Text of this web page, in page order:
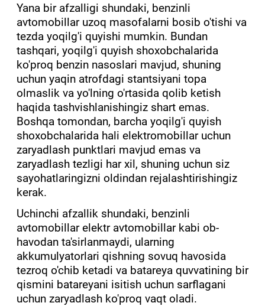
Yana bir afzalligi shundaki, benzinli
avtomobillar uzoq masofalarni bosib o'tishi va
tezda yoqilg'i quyishi mumkin. Bundan
tashqari, yoqilg'i quyish shoxobchalarida
ko'proq benzin nasoslari mavjud, shuning
uchun yaqin atrofdagi stantsiyani topa
olmaslik va yo'lning o'rtasida qolib ketish
haqida tashvishlanishingiz shart emas.
Boshqa tomondan, barcha yoqilg'i quyish
shoxobchalarida hali elektromobillar uchun
zaryadlash punktlari mavjud emas va
zaryadlash tezligi har xil, shuning uchun siz
sayohatlaringizni oldindan rejalashtirishingiz
kerak.
Uchinchi afzallik shundaki, benzinli
avtomobillar elektr avtomobillar kabi ob-
havodan ta'sirlanmaydi, ularning
akkumulyatorlari qishning sovuq havosida
tezroq o'chib ketadi va batareya quvvatining bir
qismini batareyani isitish uchun sarflagani
uchun zaryadlash ko'proq vaqt oladi.